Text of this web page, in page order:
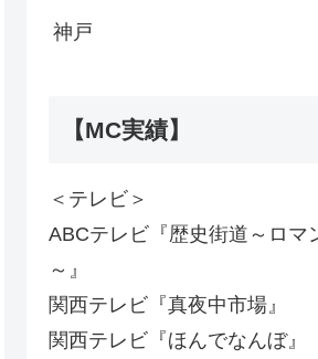
神戸
【MC実績】
＜テレビ＞
ABCテレビ『歴史街道～ロマ
～』
関西テレビ『真夜中市場』
関西テレビ『ほんでなんぼ』